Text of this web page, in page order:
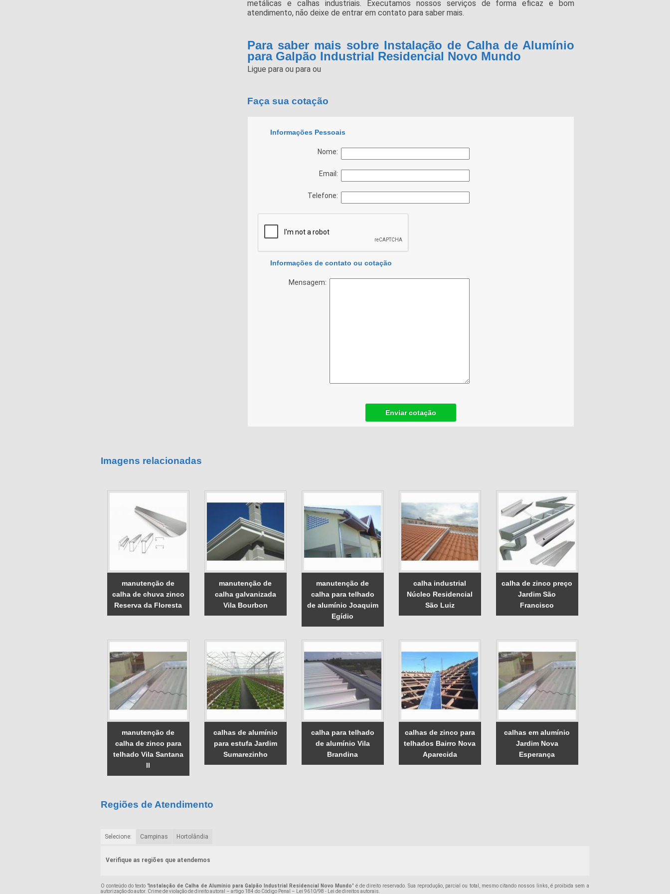
metálicas e calhas industriais. Executamos nossos serviços de forma eficaz e bom
atendimento, não deixe de entrar em contato para saber mais.
Para saber mais sobre Instalação de Calha de Alumínio
para Galpão Industrial Residencial Novo Mundo
Ligue para ou para ou
Faça sua cotação
Informações Pessoais
Nome:
Email:
Telefone:
Informações de contato ou cotação
Mensagem:
Enviar cotação
Imagens relacionadas
manutenção de
calha de chuva zinco
Reserva da Floresta
manutenção de
calha galvanizada
Vila Bourbon
manutenção de
calha para telhado
de alumínio Joaquim
Egídio
calha industrial
Núcleo Residencial
São Luiz
calha de zinco preço
Jardim São
Francisco
manutenção de
calha de zinco para
telhado Vila Santana
II
calhas de alumínio
para estufa Jardim
Sumarezinho
calha para telhado
de alumínio Vila
Brandina
calhas de zinco para
telhados Bairro Nova
Aparecida
calhas em alumínio
Jardim Nova
Esperança
Regiões de Atendimento
Selecione: Campinas Hortolândia
Verifique as regiões que atendemos
O conteúdo do texto " Instalação de Calha de Alumínio para Galpão Industrial Residencial Novo Mundo" é de direito reservado. Sua reprodução, parcial ou total, mesmo citando nossos links, é proibida sem a
autorização do autor. Crime de violação de direito autoral – artigo 184 do Código Penal –
Lei 9610/98 - Lei de direitos autorais